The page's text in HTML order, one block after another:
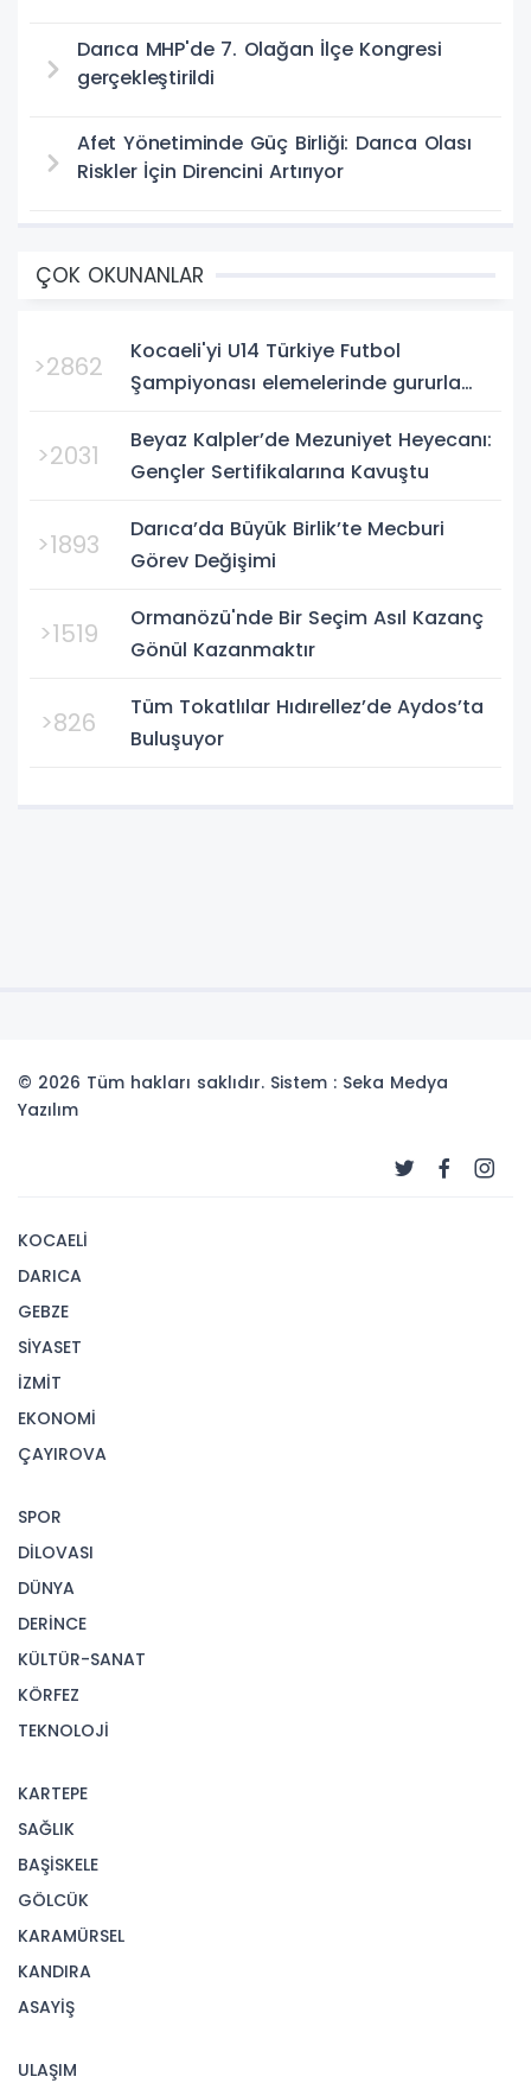
Darıca MHP'de 7. Olağan İlçe Kongresi
gerçekleştirildi
Afet Yönetiminde Güç Birliği: Darıca Olası
Riskler İçin Direncini Artırıyor
ÇOK OKUNANLAR
>2862
Kocaeli'yi U14 Türkiye Futbol
Şampiyonası elemelerinde gururla
Bursa'da oynanan yarı final...
>2031
Beyaz Kalpler’de Mezuniyet Heyecanı:
Gençler Sertifikalarına Kavuştu
>1893
Darıca’da Büyük Birlik’te Mecburi
Görev Değişimi
>1519
Ormanözü'nde Bir Seçim Asıl Kazanç
Gönül Kazanmaktır
>826
Tüm Tokatlılar Hıdırellez’de Aydos’ta
Buluşuyor
© 2026 Tüm hakları saklıdır. Sistem : Seka Medya
Yazılım
KOCAELİ
DARICA
GEBZE
SİYASET
İZMİT
EKONOMİ
ÇAYIROVA
SPOR
DİLOVASI
DÜNYA
DERİNCE
KÜLTÜR-SANAT
KÖRFEZ
TEKNOLOJİ
KARTEPE
SAĞLIK
BAŞİSKELE
GÖLCÜK
KARAMÜRSEL
KANDIRA
ASAYİŞ
ULAŞIM